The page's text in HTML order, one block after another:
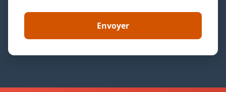
Envoyer